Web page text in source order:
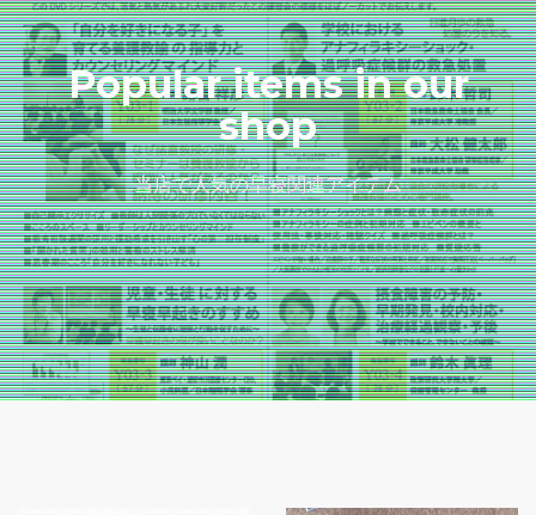
Popular items in our
shop
当店で人気の早寝関連アイテム